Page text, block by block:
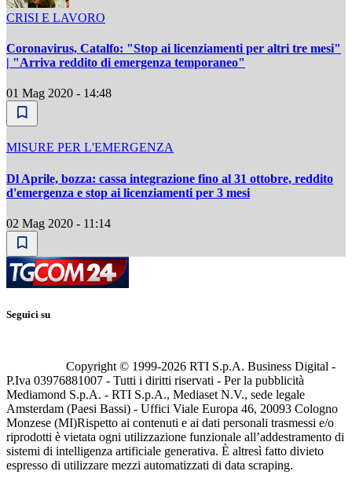
CRISI E LAVORO
Coronavirus, Catalfo: "Stop ai licenziamenti per altri tre mesi"
| "Arriva reddito di emergenza temporaneo"
01 Mag 2020 - 14:48
MISURE PER L'EMERGENZA
Dl Aprile, bozza: cassa integrazione fino al 31 ottobre, reddito
d'emergenza e stop ai licenziamenti per 3 mesi
02 Mag 2020 - 11:14
Seguici su
Copyright © 1999-2026 RTI S.p.A. Business Digital -
P.Iva 03976881007 - Tutti i diritti riservati - Per la pubblicità
Mediamond S.p.A. - RTI S.p.A., Mediaset N.V., sede legale
Amsterdam (Paesi Bassi) - Uffici Viale Europa 46, 20093 Cologno
Monzese (MI)Rispetto ai contenuti e ai dati personali trasmessi e/o
riprodotti è vietata ogni utilizzazione funzionale all’addestramento di
sistemi di intelligenza artificiale generativa. È altresì fatto divieto
espresso di utilizzare mezzi automatizzati di data scraping.